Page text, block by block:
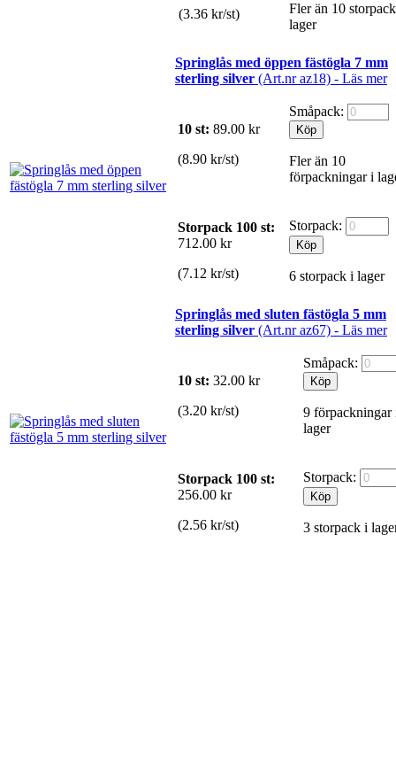
(3.36 kr/st)
Fler än 10
lager
Springlås med öppen fästögla 7 mm
sterling silver (Art.nr az18) - Läs mer
10 st: 89.00 kr
(8.90 kr/st)
Småpack:
Fler än 10
förpackningar i
Storpack 100 st:
712.00 kr
(7.12 kr/st)
Storpack:
6 storpack i lager
Springlås med sluten fästögla 5 mm
sterling silver (Art.nr az67) - Läs mer
10 st: 32.00 kr
(3.20 kr/st)
Småpack:
9 förpackningar
lager
Storpack 100 st:
256.00 kr
(2.56 kr/st)
Storpack:
3 storpack i